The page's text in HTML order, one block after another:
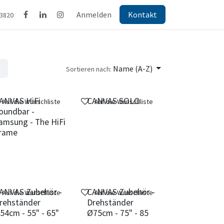
Anmelden Kontakt
Sortieren nach: Name (A-Z)
HiFi
-
- The HiFi
Auf die Wunschliste CANVAS SOLO
Auf die Wunschliste
Zubehör -
- 55" - 65"
Auf die Wunschliste
CANVAS Zubehör -
Drehständer
Ø75cm - 75" - 85
Auf die Wunschliste